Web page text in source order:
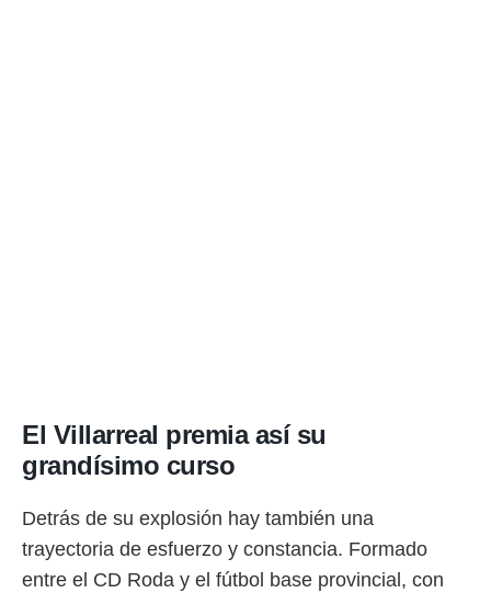
El Villarreal premia así su
grandísimo curso
Detrás de su explosión hay también una
trayectoria de esfuerzo y constancia. Formado
entre el CD Roda y el fútbol base provincial, con